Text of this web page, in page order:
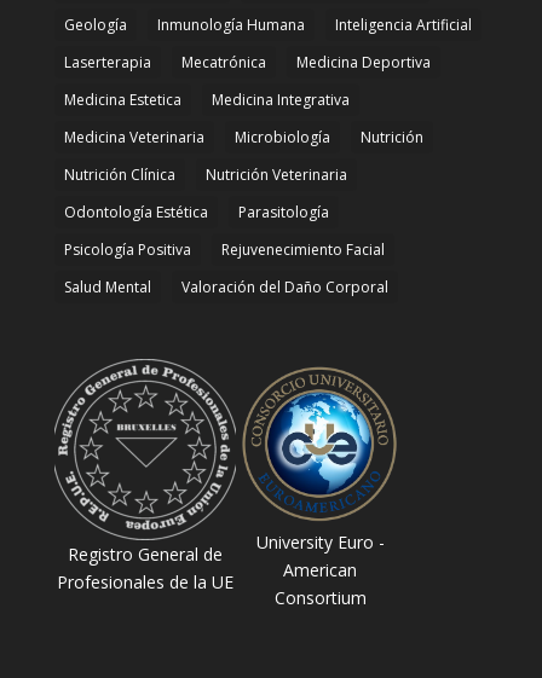
Geología
Inmunología Humana
Inteligencia Artificial
Laserterapia
Mecatrónica
Medicina Deportiva
Medicina Estetica
Medicina Integrativa
Medicina Veterinaria
Microbiología
Nutrición
Nutrición Clínica
Nutrición Veterinaria
Odontología Estética
Parasitología
Psicología Positiva
Rejuvenecimiento Facial
Salud Mental
Valoración del Daño Corporal
Registro General de
Profesionales de la UE
University Euro -
American
Consortium